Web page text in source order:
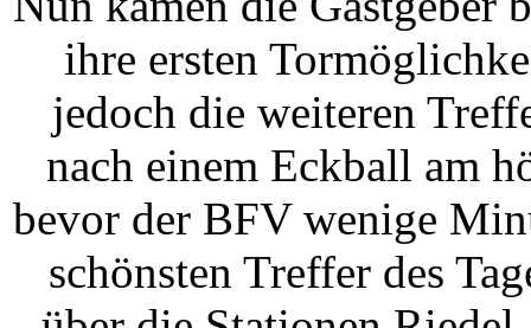
ihre ersten
jedoch die weiteren
nach einem Eckball am
bevor der BFV wenige
schönsten Treffer des